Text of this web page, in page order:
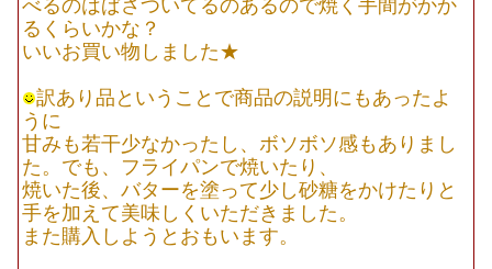
べるのはぱさついてるのあるので焼く手間がかか
るくらいかな？
いいお買い物しました★
訳あり品ということで商品の説明にもあったよ
うに
甘みも若干少なかったし、ボソボソ感もありまし
た。でも、フライパンで焼いたり、
焼いた後、バターを塗って少し砂糖をかけたりと
手を加えて美味しくいただきました。
また購入しようとおもいます。